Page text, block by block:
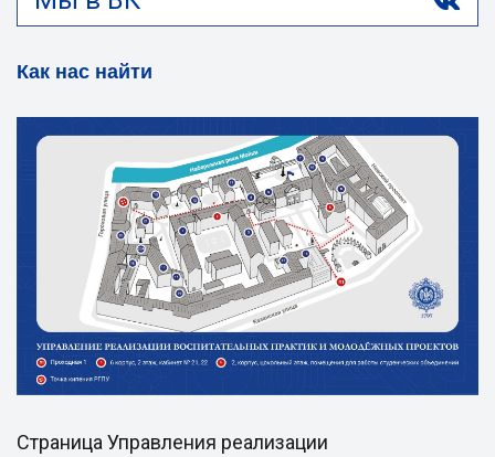
Как нас найти
Страница Управления реализации